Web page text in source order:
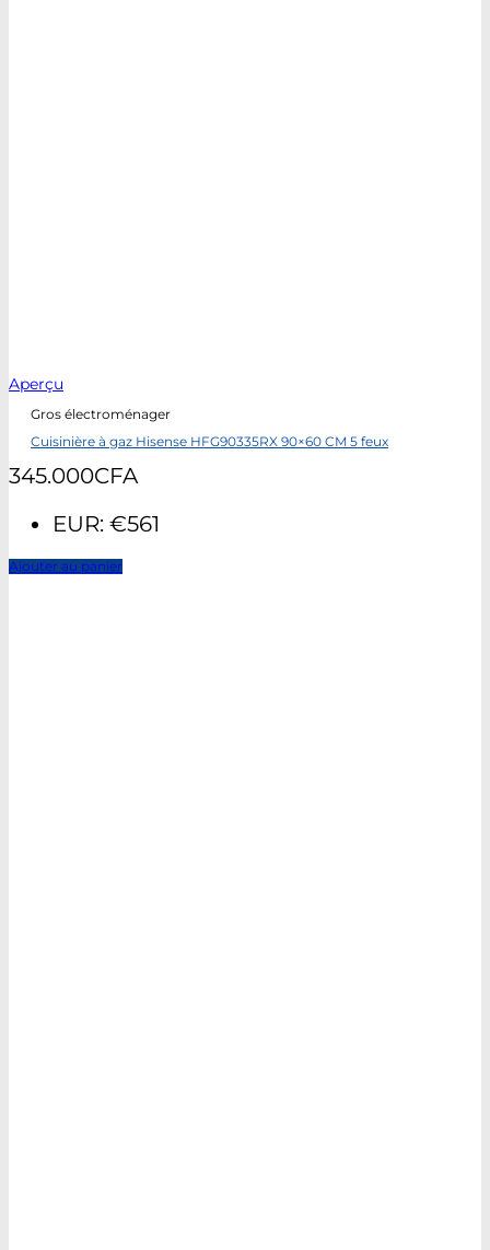
Aperçu
Gros électroménager
Cuisinière à gaz Hisense HFG90335RX 90×60 CM 5 feux
345.000CFA
EUR: €561
Ajouter au panier